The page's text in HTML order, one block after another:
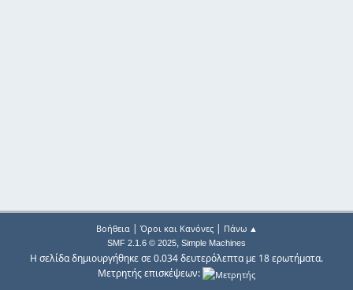
Βοήθεια| Όροι και Κανόνες| Πάνω ▲
SMF 2.1.6 © 2025, Simple Machines
Η σελίδα δημιουργήθηκε σε 0.034 δευτερόλεπτα με 18 ερωτήματα.
Μετρητής επισκέψεων: